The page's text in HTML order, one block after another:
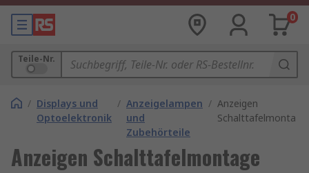
0
Teile-Nr.
/ Displays und
Optoelektronik
/ Anzeigelampen
und
Zubehörteile
/ Anzeigen
Schalttafelmontage
Anzeigen Schalttafelmontage